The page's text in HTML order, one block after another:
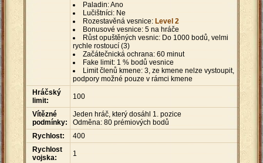
Paladin: Ano
Lučištníci: Ne
Rozestavěná vesnice: Level 2
Bonusové vesnice: 5 na hráče
Růst opuštěných vesnic: Do 1000 bodů, velmi
rychle rostoucí (3)
Začátečnická ochrana: 60 minut
Fake limit: 1 % bodů vesnice
Limit členů kmene: 3, ze kmene nelze vystoupit,
podpory možné pouze v rámci kmene
Hráčský
limit:
100
Vítězné
podmínky:
Jeden hráč, který dosáhl 1. pozice
Odměna: 80 prémiových bodů
Rychlost:
400
Rychlost
vojska:
1